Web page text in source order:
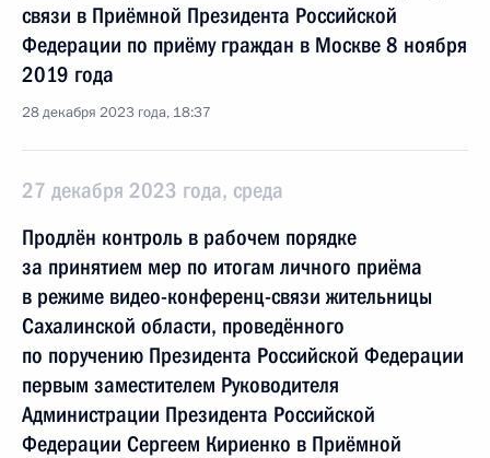
связи в Приёмной Президента Российской
Федерации по приёму граждан в Москве 8 ноября
2019 года
28 декабря 2023 года, 18:37
27 декабря 2023 года, среда
Продлён контроль в рабочем порядке
за принятием мер по итогам личного приёма
в режиме видео-конференц-связи жительницы
Сахалинской области, проведённого
по поручению Президента Российской Федерации
первым заместителем Руководителя
Администрации Президента Российской
Федерации Сергеем Кириенко в Приёмной